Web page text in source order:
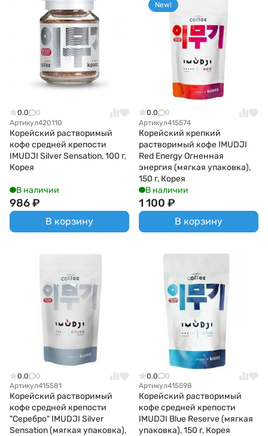
0.0
0
Артикул420110
Корейский растворимый
кофе средней крепости
IMUDJI Silver Sensation, 100 г,
Корея
В наличии
986₽
В корзину
New!
0.0
0
Артикул415574
Корейский крепкий
растворимый кофе IMUDJI
Red Energy Огненная
энергия (мягкая упаковка),
150 г, Корея
В наличии
1 100 ₽
В корзину
0.0
0
Артикул415581
Корейский растворимый
кофе средней крепости
"Серебро" IMUDJI Silver
Sensation (мягкая упаковка),
0.0
0
Артикул415598
Корейский растворимый
кофе средней крепости
IMUDJI Blue Reserve (мягкая
упаковка), 150 г, Корея